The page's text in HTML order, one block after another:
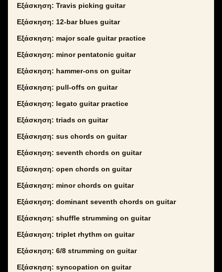
Εξάσκηση: Travis picking guitar
Εξάσκηση: 12-bar blues guitar
Εξάσκηση: major scale guitar practice
Εξάσκηση: minor pentatonic guitar
Εξάσκηση: hammer-ons on guitar
Εξάσκηση: pull-offs on guitar
Εξάσκηση: legato guitar practice
Εξάσκηση: triads on guitar
Εξάσκηση: sus chords on guitar
Εξάσκηση: seventh chords on guitar
Εξάσκηση: open chords on guitar
Εξάσκηση: minor chords on guitar
Εξάσκηση: dominant seventh chords on guitar
Εξάσκηση: shuffle strumming on guitar
Εξάσκηση: triplet rhythm on guitar
Εξάσκηση: 6/8 strumming on guitar
Εξάσκηση: syncopation on guitar